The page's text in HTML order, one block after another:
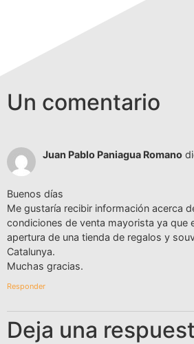
Un comentario
Juan Pablo Paniagua Romano
Buenos días
Me gustaría recibir información acerca
condiciones de venta mayorista ya que
apertura de una tienda de regalos y
Catalunya.
Muchas gracias.
Responder
Deja una